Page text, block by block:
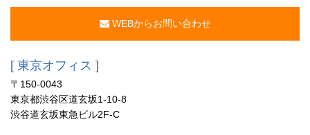
WEBからお問い合わせ
[ 東京オフィス ]
〒150-0043
東京都渋谷区道玄坂1-10-8
渋谷道玄坂東急ビル2F-C